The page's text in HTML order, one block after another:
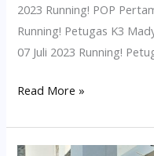
2023 Running! POP
Running! Petugas K3
07 Juli 2023 Running!
Read More »